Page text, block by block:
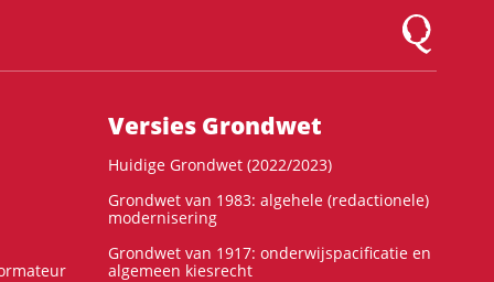
Logo
Versies Grondwet
Huidige Grondwet (2022/2023)
Grondwet van 1983: algehele (redactionele)
modernisering
Grondwet van 1917: onderwijspacificatie en
algemeen kiesrecht